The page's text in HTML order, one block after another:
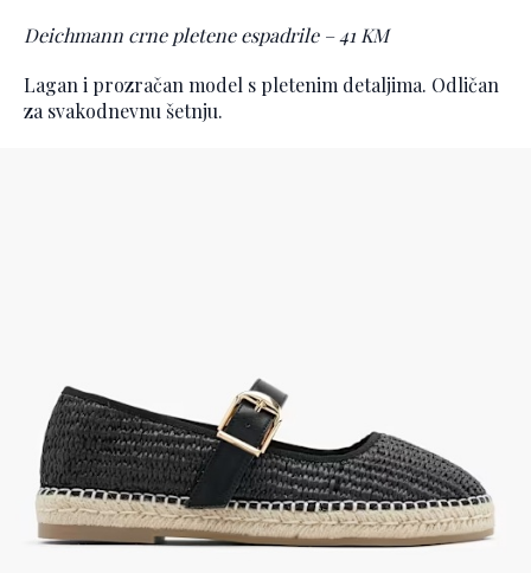
Deichmann crne pletene espadrile – 41 KM
Lagan i prozračan model s pletenim detaljima. Odličan
za svakodnevnu šetnju.